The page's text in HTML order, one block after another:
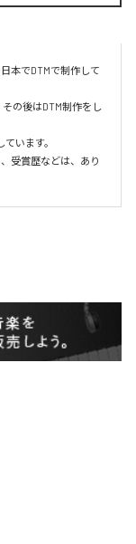
本でDTMで制作して
の後はDTM制作をし
います。
受賞歴などは、あり